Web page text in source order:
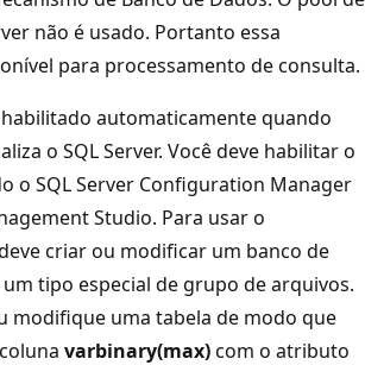
não é usado. Portanto essa
para processamento de consulta.
habilitado automaticamente quando
o SQL Server. Você deve habilitar o
o SQL Server Configuration Manager
Studio. Para usar o
deve criar ou modificar um banco de
tipo especial de grupo de arquivos.
modifique uma tabela de modo que
varbinary(max)com o atributo